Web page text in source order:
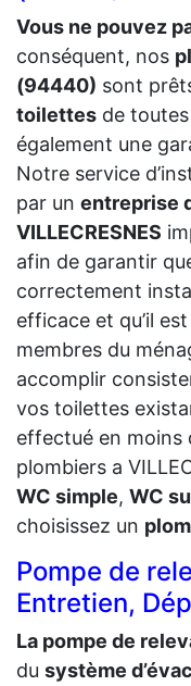
Vous ne pouvez
conséquent, nos
(94440) sont
toilettes de
également une
Notre service
par un entreprise
VILLECRESNES
afin de garantir
correctement
efficace et qu’il
membres du
accomplir
vos toilettes
effectué en moins
plombiers a
WC simple, WC
choisissez un
Pompe de
Entretien,
La pompe de
du système